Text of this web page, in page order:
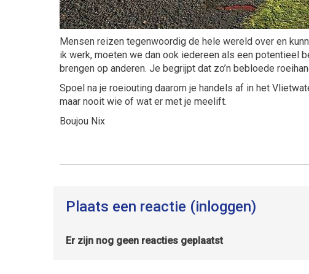
Mensen reizen tegenwoordig de hele wereld over en
ik werk, moeten we dan ook iedereen als een potentieel
brengen op anderen. Je begrijpt dat zo’n bebloede
Spoel na je roeiouting daarom je handels af in het
maar nooit wie of wat er met je meelift.
Boujou Nix
Plaats een reactie (inloggen)
Er zijn nog geen reacties geplaatst